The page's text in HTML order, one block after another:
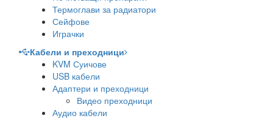
Термоглави за радиатори
Сейфове
Играчки
Кабели и преходници
KVM Суичове
USB кабели
Адаптери и преходници
Видео преходници
Аудио кабели